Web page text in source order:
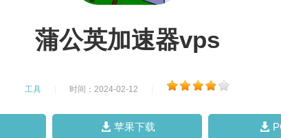
蒲公英加速器vps
工具 时间：2024-02-12
苹果下载